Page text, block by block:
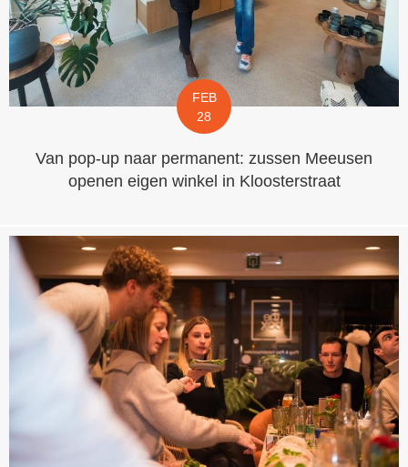
FEB
28
Van pop-up naar permanent: zussen Meeusen
openen eigen winkel in Kloosterstraat